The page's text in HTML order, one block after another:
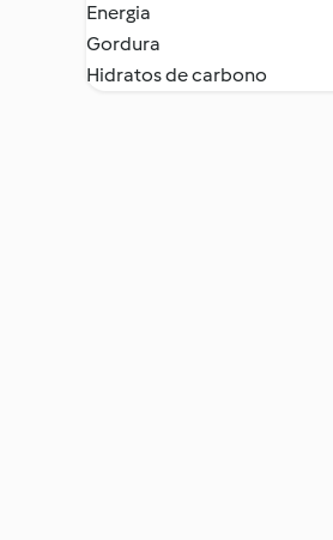
Energia
Gordura
Hidratos de carbono